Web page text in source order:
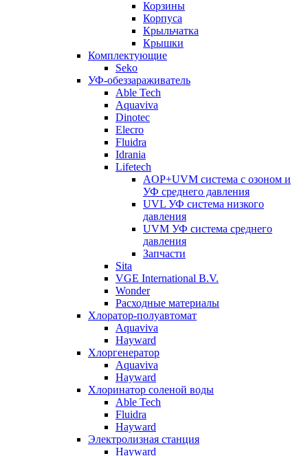
Корзины
Корпуcа
Крыльчатка
Крышки
Комплектующие
Seko
УФ-обеззараживатель
Able Tech
Aquaviva
Dinotec
Elecro
Fluidra
Idrania
Lifetech
AOP+UVM система с озоном и
УФ среднего давления
UVL УФ система низкого
давления
UVM УФ система среднего
давления
Запчасти
Sita
VGE International B.V.
Wonder
Расходные материалы
Хлоратор-полуавтомат
Aquaviva
Hayward
Хлоргенератор
Aquaviva
Hayward
Хлоринатор соленой воды
Able Tech
Fluidra
Hayward
Электролизная станция
Hayward